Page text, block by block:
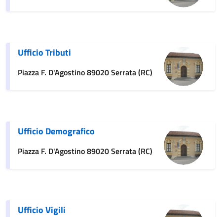
Ufficio Tributi
Piazza F. D'Agostino 89020 Serrata (RC)
Ufficio Demografico
Piazza F. D'Agostino 89020 Serrata (RC)
Ufficio Vigili